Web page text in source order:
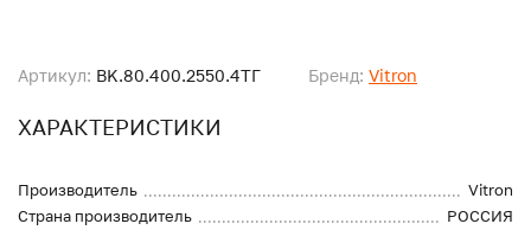
Артикул: BK.80.400.2550.4ТГ Бренд: Vitron
ХАРАКТЕРИСТИКИ
Производитель
Vitron
Страна производитель
РОССИЯ